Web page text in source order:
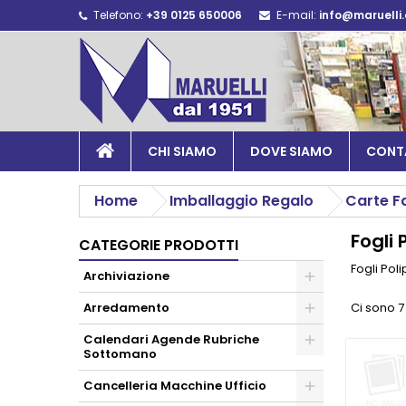
Telefono: +39 0125 650006 E-mail:
CHI SIAMO DOVE SIAMO
Home Imballaggio Regalo Carte
CATEGORIE PRODOTTI
Archiviazione
Arredamento
Calendari Agende Rubriche
Sottomano
Cancelleria Macchine Ufficio
Fogli
Fogli
Ci sono